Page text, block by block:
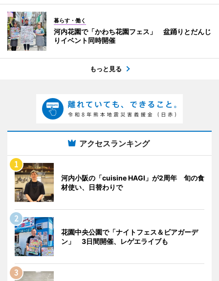
暮らす・働く
河内花園で「かわち花園フェス」 盆踊りとだんじ
りイベント同時開催
もっと見る
アクセスランキング
河内小阪の「cuisine HAGI」が2周年 旬の食
材使い、日替わりで
花園中央公園で「ナイトフェス＆ビアガーデ
ン」 3日間開催、レゲエライブも